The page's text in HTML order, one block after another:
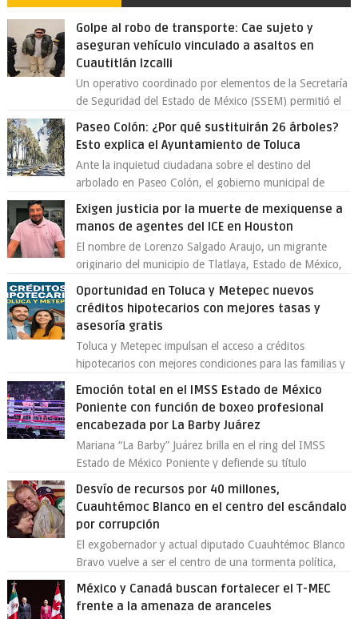
Golpe al robo de transporte: Cae sujeto y
aseguran vehículo vinculado a asaltos en
Cuautitlán Izcalli
Un operativo coordinado por elementos de la Secretaría
de Seguridad del Estado de México (SSEM) permitió el
Paseo Colón: ¿Por qué sustituirán 26 árboles?
Esto explica el Ayuntamiento de Toluca
Ante la inquietud ciudadana sobre el destino del
arbolado en Paseo Colón, el gobierno municipal de
Exigen justicia por la muerte de mexiquense a
manos de agentes del ICE en Houston
El nombre de Lorenzo Salgado Araujo, un migrante
originario del municipio de Tlatlaya, Estado de México,
Oportunidad en Toluca y Metepec nuevos
créditos hipotecarios con mejores tasas y
asesoría gratis
Toluca y Metepec impulsan el acceso a créditos
hipotecarios con mejores condiciones para las familias y
Emoción total en el IMSS Estado de México
Poniente con función de boxeo profesional
encabezada por La Barby Juárez
Mariana “La Barby” Juárez brilla en el ring del IMSS
Estado de México Poniente y defiende su título
Supergallo La Unidad Deportiva Cuauhtémo...
Desvío de recursos por 40 millones,
Cuauhtémoc Blanco en el centro del escándalo
por corrupción
El exgobernador y actual diputado Cuauhtémoc Blanco
Bravo vuelve a ser el centro de una tormenta política,
México y Canadá buscan fortalecer el T-MEC
frente a la amenaza de aranceles